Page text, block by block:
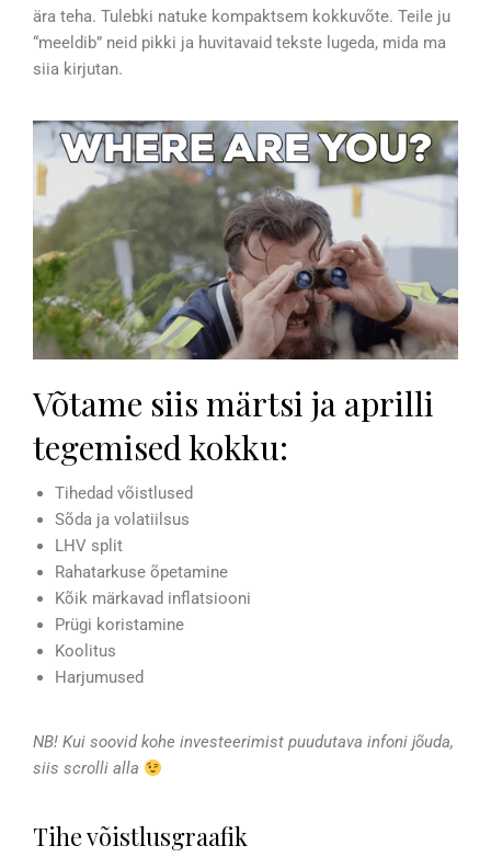
ära teha. Tulebki natuke kompaktsem kokkuvõte. Teile ju
“meeldib” neid pikki ja huvitavaid tekste lugeda, mida ma
siia kirjutan.
Võtame siis märtsi ja aprilli
tegemised kokku:
Tihedad võistlused
Sõda ja volatiilsus
LHV split
Rahatarkuse õpetamine
Kõik märkavad inflatsiooni
Prügi koristamine
Koolitus
Harjumused
NB! Kui soovid kohe investeerimist puudutava infoni jõuda,
siis scrolli alla
Tihe võistlusgraafik